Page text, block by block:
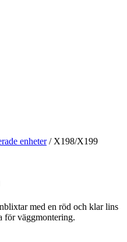
enheter/ X198/X199
med en röd och klar lins
för väggmontering.